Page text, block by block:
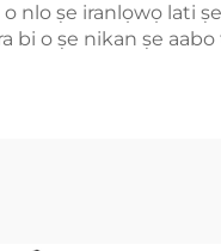
nlo ṣe iranlọwọ lati
o ṣe nikan ṣe aabo